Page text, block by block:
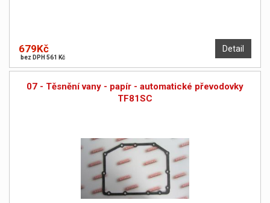
Detail
679Kč
bez DPH 561 Kč
07 - Těsnění vany - papír - automatické převodovky
TF81SC